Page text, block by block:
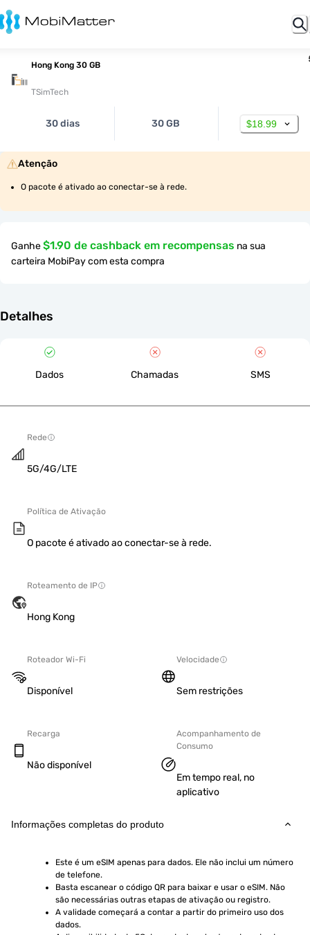
Hong Kong 30 GB
TSimTech
30 dias 30 GB $18.99
Atenção
O pacote é ativado ao conectar-se à rede.
Ganhe$1.90 de cashback em recompensas na sua
carteira MobiPay com esta compra
Detalhes
Dados Chamadas SMS
Rede
5G/4G/LTE
Política de Ativação
O pacote é ativado ao conectar-se à rede.
Roteamento de IP
Hong Kong
Roteador Wi-Fi
Disponível
Velocidade
Sem restrições
Recarga
Não disponível
Acompanhamento de
Consumo
Em tempo real, no
aplicativo
Informações completas do produto
Este é um eSIM apenas para dados. Ele não inclui um número
de telefone.
Basta escanear o código QR para baixar e usar o eSIM. Não
são necessárias outras etapas de ativação ou registro.
A validade começará a contar a partir do primeiro uso dos
dados.